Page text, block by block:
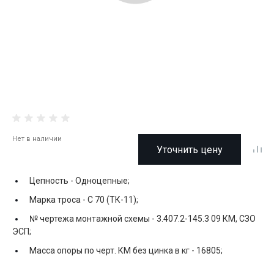
Нет в наличии
Уточнить цену
Цепность - Одноцепные;
Марка троса - С 70 (ТК-11);
№ чертежа монтажной схемы - 3.407.2-145.3 09 КМ, СЗО
ЭСП;
Масса опоры по черт. КМ без цинка в кг - 16805;